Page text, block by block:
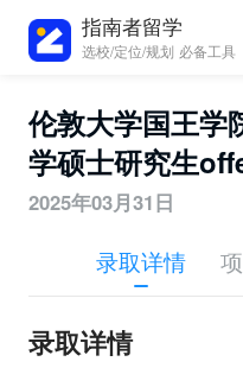
指南者留学
选校/定位/规划 必备工具
伦敦大学国王学
学硕士研究生
2025年03月31日
录取详情
录取详情